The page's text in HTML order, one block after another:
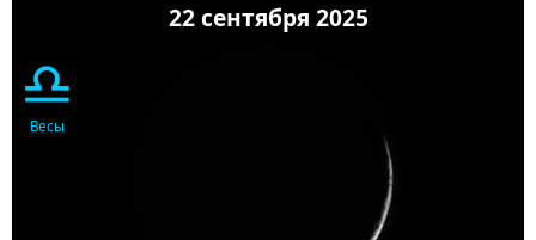
22 сентября 2025
♎
Весы